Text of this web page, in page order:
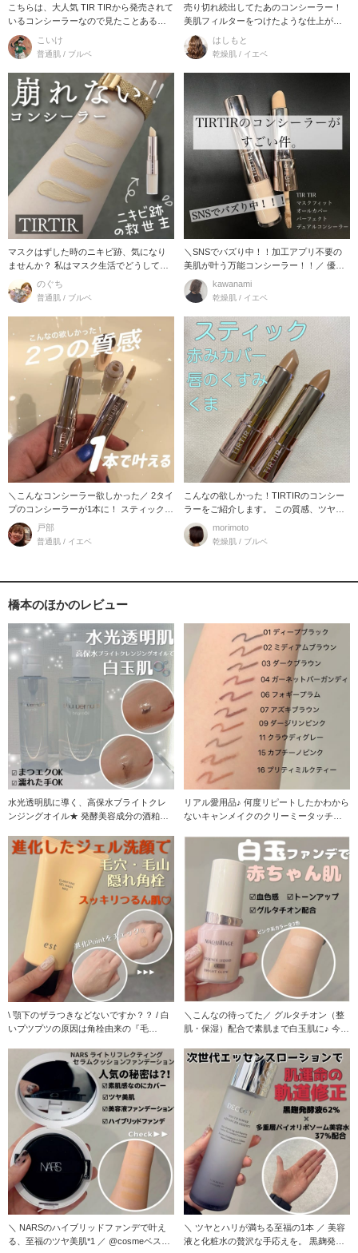
こちらは、大人気 TIR TIRから発売されて
いるコンシーラーなので見たことある方
も多いの
こいけ
普通肌 / ブルベ
売り切れ続出してたあのコンシーラー！
美肌フィルターをつけたような仕上がり
はしもと
乾燥肌 / イエベ
マスクはずした時のニキビ跡、気になり
ませんか？ 私はマスク生活でどうしても
蒸れてニキ
のぐち
普通肌 / ブルベ
＼SNSでバズり中！！加工アプリ不要の
美肌が叶う万能コンシーラー！！／ 優秀
なのはフ
kawanami
乾燥肌 / イエベ
＼こんなコンシーラー欲しかった／ 2タイ
プのコンシーラーが1本に！ スティックタ
イ
戸部
普通肌 / イエベ
こんなの欲しかった！TIRTIRのコンシー
ラーをご紹介します。 この質感、ツヤ
感、崩れに
morimoto
乾燥肌 / ブルベ
橋本のほかのレビュー
水光透明肌に導く、高保水ブライトクレ
ンジングオイル★ 発酵美容成分の酒粕エ
リアル愛用品♪ 何度リピートしたかわから
ないキャンメイクのクリーミータッチラ
\ 顎下のザラつきなどないですか？？ / 白
いプツプツの原因は角栓由来の『毛
＼こんなの待ってた／ グルタチオン（整
肌・保湿）配合で素肌まで白玉肌に♪ 今っ
＼ NARSのハイブリッドファンデで叶え
る、至福のツヤ美肌*1 ／ @cosmeベスト
＼ ツヤとハリが満ちる至福の1本 ／ 美容
液と化粧水の贅沢な手応えを。 黒麹発酵